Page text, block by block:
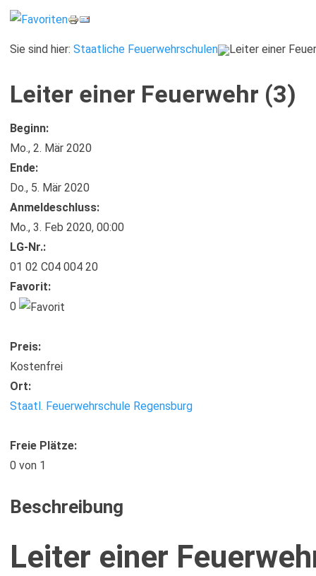
Sie sind hier: Staatliche Feuerwehrschulen Leiter einer
Leiter einer Feuerwehr (3)
Beginn:
Mo., 2. Mär 2020
Ende:
Do., 5. Mär 2020
Anmelde​schluss:
Mo., 3. Feb 2020, 00:00
LG-Nr.:
01 02 C04 004 20
Favorit:
0
Preis:
Kostenfrei
Ort:
Staatl. Feuerwehrschule Regensburg
Freie Plätze:
0 von 1
Beschreibung
Leiter einer